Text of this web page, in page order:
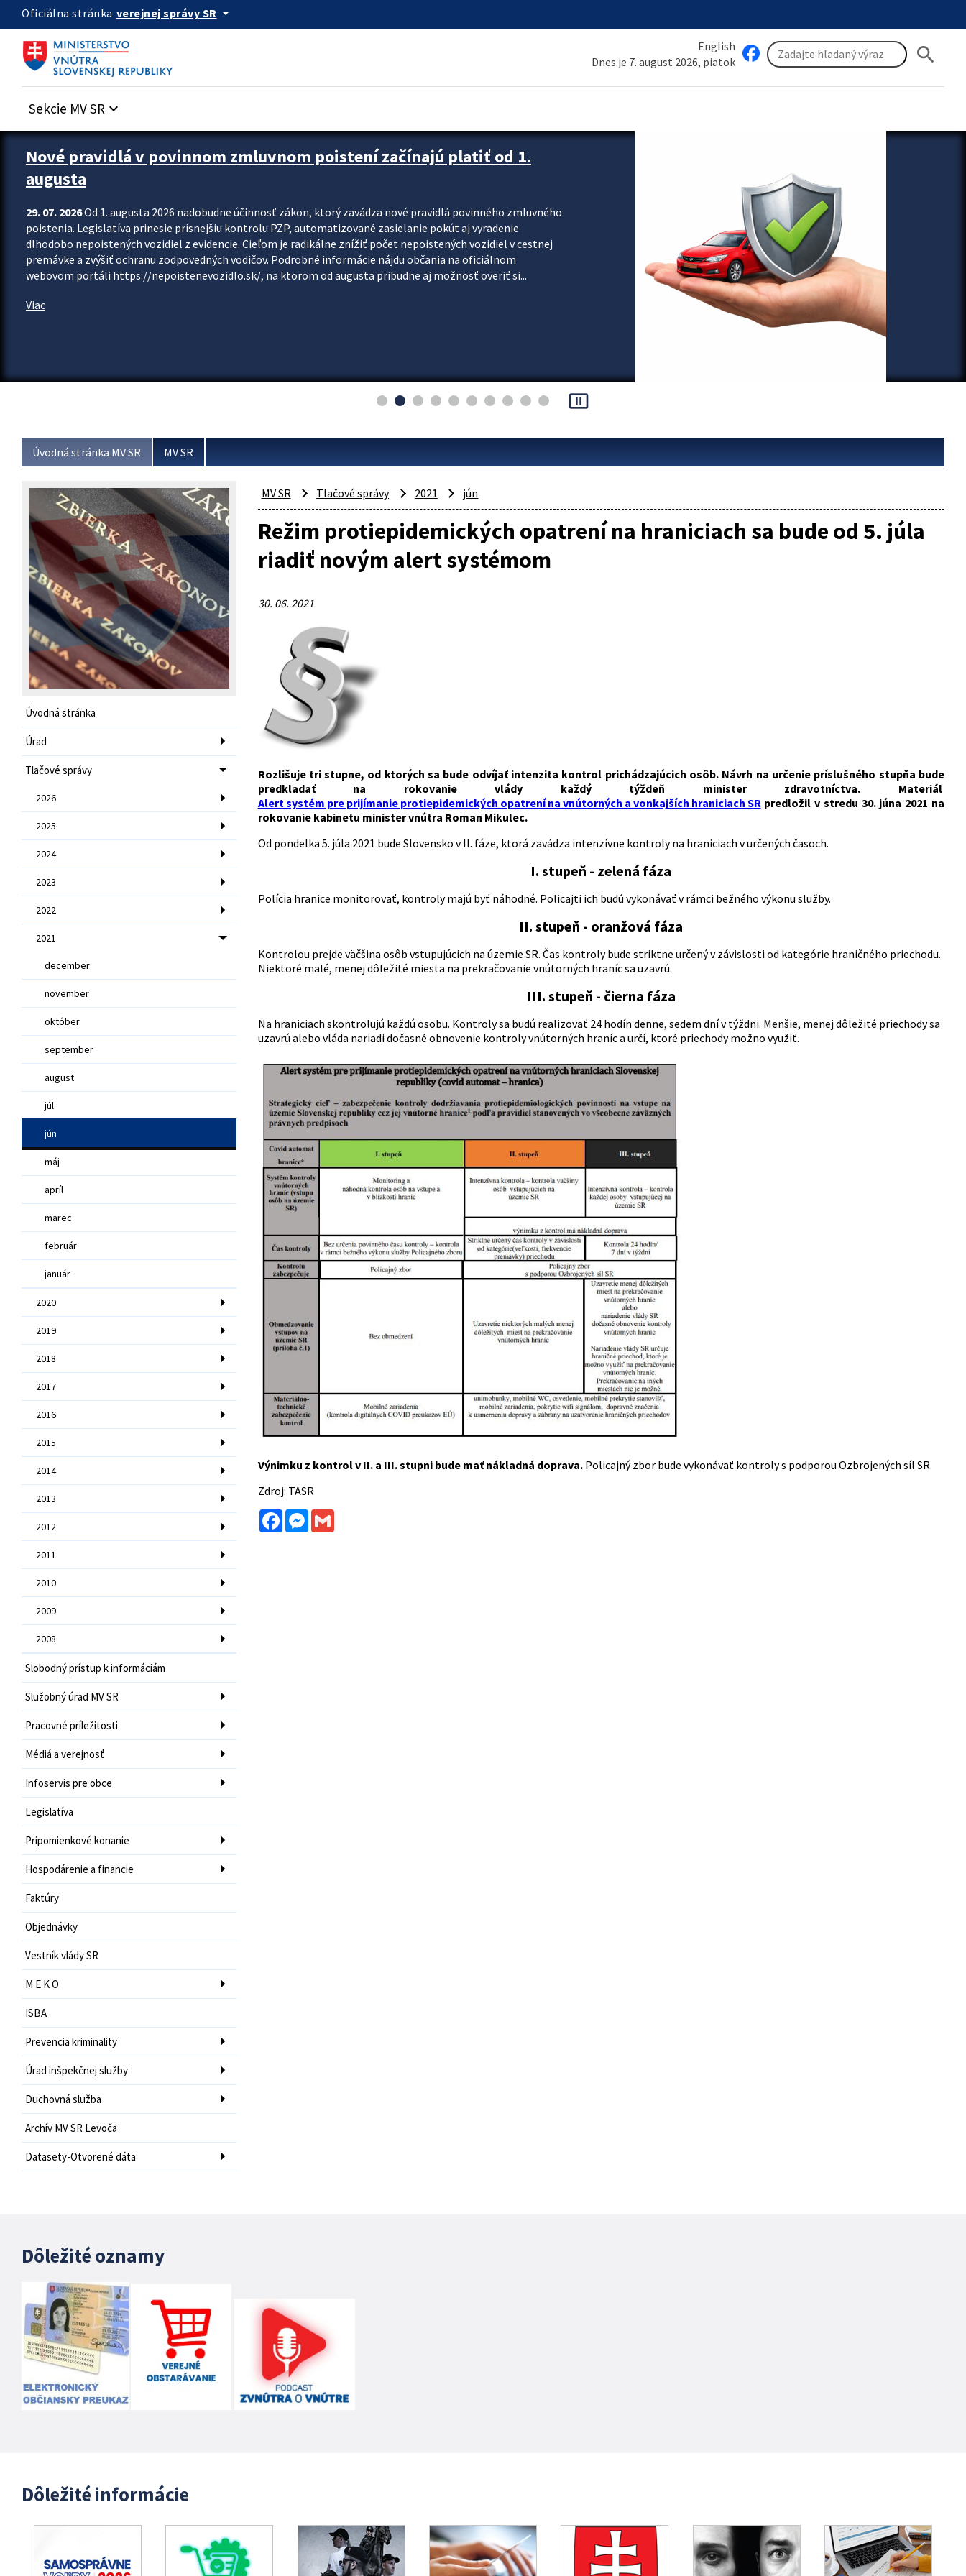
Preskocit na hlavný obsah
Oficiálna stránka verejnej správy SR arrow_drop_down
English
Dnes je 7. august 2026, piatok
search
Sekcie MV SR keyboard_arrow_down
Zastavit automatický posun upútavok
Nové pravidlá v povinnom zmluvnom poistení začínajú platiť od 1.
augusta
29. 07. 2026Od 1. augusta 2026 nadobudne účinnosť zákon, ktorý zavádza nové pravidlá povinného zmluvného
poistenia. Legislatíva prinesie prísnejšiu kontrolu PZP, automatizované zasielanie pokút aj vyradenie
dlhodobo nepoistených vozidiel z evidencie. Cieľom je radikálne znížiť počet nepoistených vozidiel v cestnej
premávke a zvýšiť ochranu zodpovedných vodičov. Podrobné informácie nájdu občania na oficiálnom
webovom portáli https://nepoistenevozidlo.sk/, na ktorom od augusta pribudne aj možnosť overiť si...
Viac
pause_presentation
Úvodná stránka MV SR MV SR
Úvodná stránka
Úrad
Tlačové správy
2026
2025
2024
2023
2022
2021
december
november
október
september
august
júl
jún
máj
apríl
marec
február
január
2020
2019
2018
2017
2016
2015
2014
2013
2012
2011
2010
2009
2008
Slobodný prístup k informáciám
Služobný úrad MV SR
Pracovné príležitosti
Médiá a verejnosť
Infoservis pre obce
Legislatíva
Pripomienkové konanie
Hospodárenie a financie
Faktúry
Objednávky
Vestník vlády SR
M E K O
ISBA
Prevencia kriminality
Úrad inšpekčnej služby
Duchovná služba
Archív MV SR Levoča
Datasety-Otvorené dáta
MV SR Tlačové správy 2021 jún
Režim protiepidemických opatrení na hraniciach sa bude od 5. júla
riadiť novým alert systémom
30. 06. 2021
Rozlišuje tri stupne, od ktorých sa bude odvíjať intenzita kontrol prichádzajúcich osôb. Návrh na určenie príslušného stupňa bude
predkladať na rokovanie vlády každý týždeň minister zdravotníctva. Materiál
Alert systém pre prijímanie protiepidemických opatrení na vnútorných a vonkajších hraniciach SRpredložil v stredu 30. júna 2021 na
rokovanie kabinetu minister vnútra Roman Mikulec.
Od pondelka 5. júla 2021 bude Slovensko v II. fáze, ktorá zavádza intenzívne kontroly na hraniciach v určených časoch.
I. stupeň - zelená fáza
Polícia hranice monitorovať, kontroly majú byť náhodné. Policajti ich budú vykonávať v rámci bežného výkonu služby.
II. stupeň - oranžová fáza
Kontrolou prejde väčšina osôb vstupujúcich na územie SR. Čas kontroly bude striktne určený v závislosti od kategórie hraničného priechodu.
Niektoré malé, menej dôležité miesta na prekračovanie vnútorných hraníc sa uzavrú.
III. stupeň - čierna fáza
Na hraniciach skontrolujú každú osobu. Kontroly sa budú realizovať 24 hodín denne, sedem dní v týždni. Menšie, menej dôležité priechody sa
uzavrú alebo vláda nariadi dočasné obnovenie kontroly vnútorných hraníc a určí, ktoré priechody možno využiť.
Výnimku z kontrol v II. a III. stupni bude mať nákladná doprava.Policajný zbor bude vykonávať kontroly s podporou Ozbrojených síl SR.
Zdroj: TASR
FacebookMessenger
Gmail
Dôležité oznamy
Dôležité informácie